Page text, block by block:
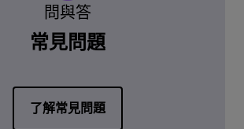
問與答
常見問題
了解常見問題